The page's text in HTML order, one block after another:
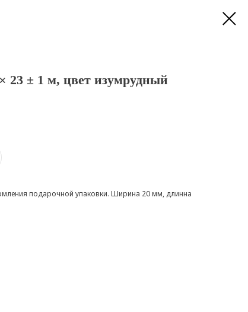
23 ± 1 м, цвет изумрудный
подарочной упаковки. Ширина 20 мм, длинна